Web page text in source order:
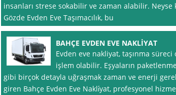
insanları strese sokabilir ve zaman alabilir. Neyse
Gözde Evden Eve Taşımacılık, bu
BAHÇE EVDEN EVE NAKLİYAT
Evden eve nakliyat, taşınma
işlem olabilir. Eşyaların
gibi birçok detayla uğraşmak zaman ve enerji
giren Bahçe Evden Eve Nakli̇yat, profesyonel